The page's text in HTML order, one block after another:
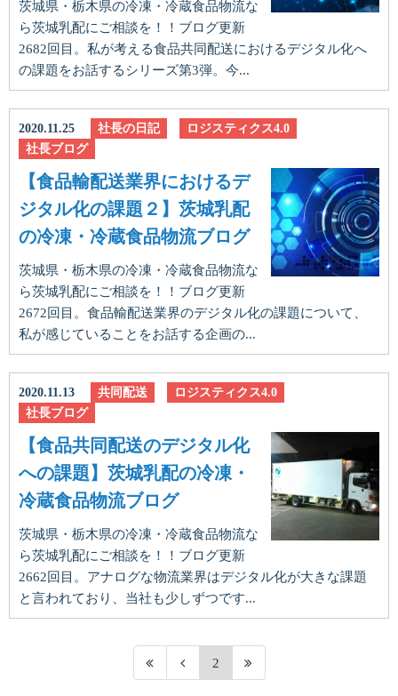
茨城県・栃木県の冷凍・冷蔵食品物流な
ら茨城乳配にご相談を！！ブログ更新
2682回目。私が考える食品共同配送におけるデジタル化へ
の課題をお話するシリーズ第3弾。今...
2020.11.25 社長の日記
ロジスティクス4.0
社長ブログ
【食品輸配送業界におけるデ
ジタル化の課題２】茨城乳配
の冷凍・冷蔵食品物流ブログ
茨城県・栃木県の冷凍・冷蔵食品物流な
ら茨城乳配にご相談を！！ブログ更新
2672回目。食品輸配送業界のデジタル化の課題について、
私が感じていることをお話する企画の...
2020.11.13 共同配送
ロジスティクス4.0
社長ブログ
【食品共同配送のデジタル化
への課題】茨城乳配の冷凍・
冷蔵食品物流ブログ
茨城県・栃木県の冷凍・冷蔵食品物流な
ら茨城乳配にご相談を！！ブログ更新
2662回目。アナログな物流業界はデジタル化が大きな課題
と言われており、当社も少しずつです...
2